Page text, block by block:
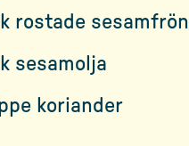
rostade sesamfrön
sesamolja
koriander